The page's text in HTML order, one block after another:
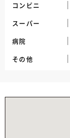
コンビニ
スーパー
病院
その他